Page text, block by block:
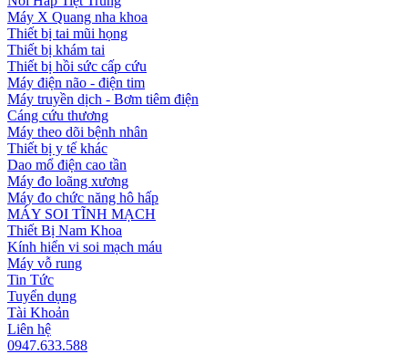
Máy X Quang nha khoa
Thiết bị tai mũi họng
Thiết bị khám tai
Thiết bị hồi sức cấp cứu
Máy điện não - điện tim
Máy truyền dịch - Bơm tiêm điện
Cáng cứu thương
Máy theo dõi bệnh nhân
Thiết bị y tế khác
Dao mổ điện cao tần
Máy đo loãng xương
Máy đo chức năng hô hấp
MÁY SOI TĨNH MẠCH
Thiết Bị Nam Khoa
Kính hiển vi soi mạch máu
Máy vỗ rung
Tin Tức
Tuyển dụng
Tài Khoản
Liên hệ
0947.633.588